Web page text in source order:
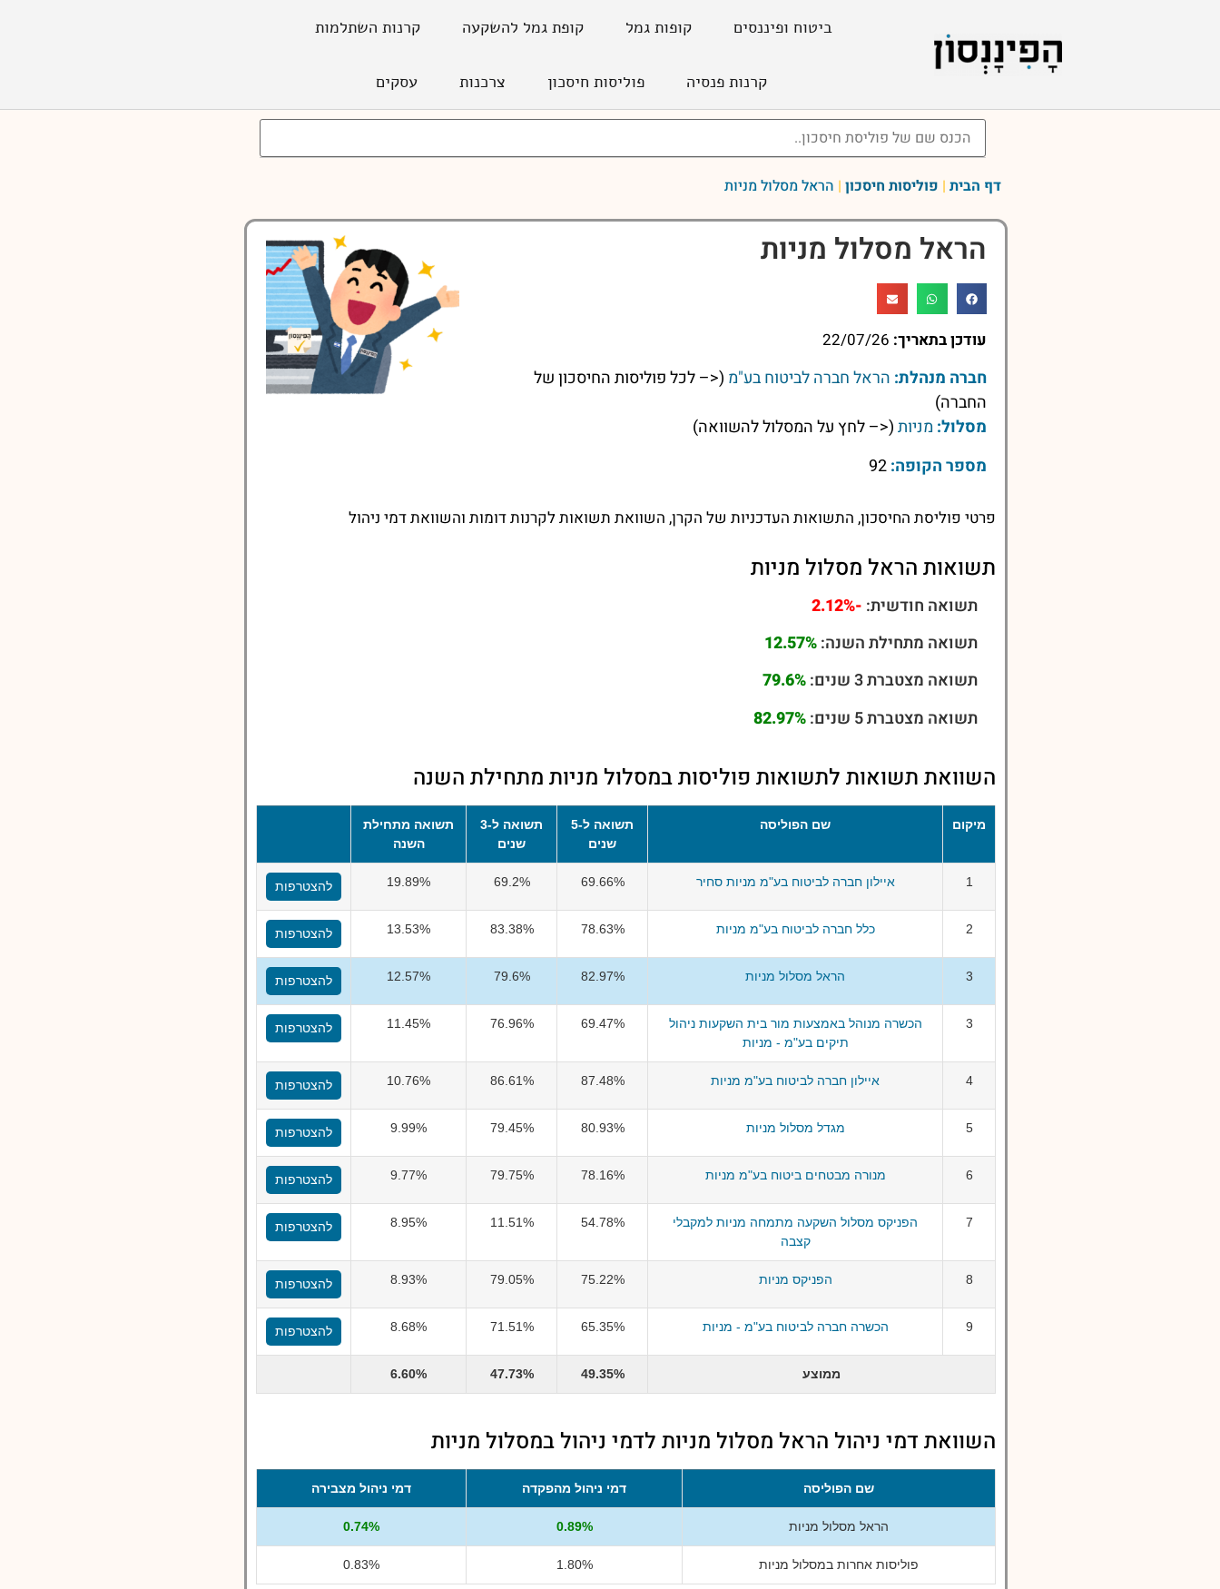
ביטוח ופיננסים קופות גמל קופת גמל להשקעה קרנות השתלמות
קרנות פנסיה פוליסות חיסכון צרכנות עסקים
דף הבית | פוליסות חיסכון | הראל מסלול מניות
הראל מסלול מניות
עודכן בתאריך: 22/07/26
חברה מנהלת: הראל חברה לביטוח בע"מ (<– לכל פוליסות החיסכון של
החברה)
מסלול: מניות(<– לחץ על המסלול להשוואה)
מספר הקופה:
פרטי פוליסת החיסכון, התשואות העדכניות של הקרן, השוואת תשואות לקרנות דומות והשוואת דמי ניהול
תשואות הראל מסלול מניות
תשואה חודשית: -2.12%
תשואה מתחילת השנה:12.57%
תשואה מצטברת 3 שנים:
79.6%
תשואה מצטברת 5 שנים:
82.97%
השוואת תשואות לתשואות פוליסות במסלול מניות מתחילת השנה
מיקום שם הפוליסה
תשואה ל-5
שנים
תשואה ל-3
שנים
תשואה מתחילת
השנה
1 איילון חברה לביטוח בע"מ מניות סחיר 69.66%
69.2%
19.89% להצטרפות
2 כלל חברה לביטוח בע"מ מניות 78.63%
83.38%
13.53% להצטרפות
3 הראל מסלול מניות 82.97%
79.6%
12.57% להצטרפות
3
הכשרה מנוהל באמצעות מור בית השקעות ניהול
תיקים בע"מ - מניות
69.47%
76.96%
11.45% להצטרפות
4 איילון חברה לביטוח בע"מ מניות 87.48%
86.61%
10.76% להצטרפות
5 מגדל מסלול מניות 80.93%
79.45%
9.99% להצטרפות
6 מנורה מבטחים ביטוח בע"מ מניות 78.16%
79.75%
9.77% להצטרפות
7
הפניקס מסלול השקעה מתמחה מניות למקבלי
קצבה
54.78%
11.51%
8.95% להצטרפות
8 הפניקס מניות 75.22%
79.05%
8.93% להצטרפות
9 הכשרה חברה לביטוח בע"מ - מניות 65.35%
71.51%
8.68% להצטרפות
ממוצע 49.35%
47.73%
6.60%
השוואת דמי ניהול הראל מסלול מניות לדמי ניהול במסלול מניות
שם הפוליסה דמי ניהול מהפקדה דמי ניהול מצבירה
הראל מסלול מניות 0.89%
0.74%
פוליסות אחרות במסלול מניות 1.80%
0.83%